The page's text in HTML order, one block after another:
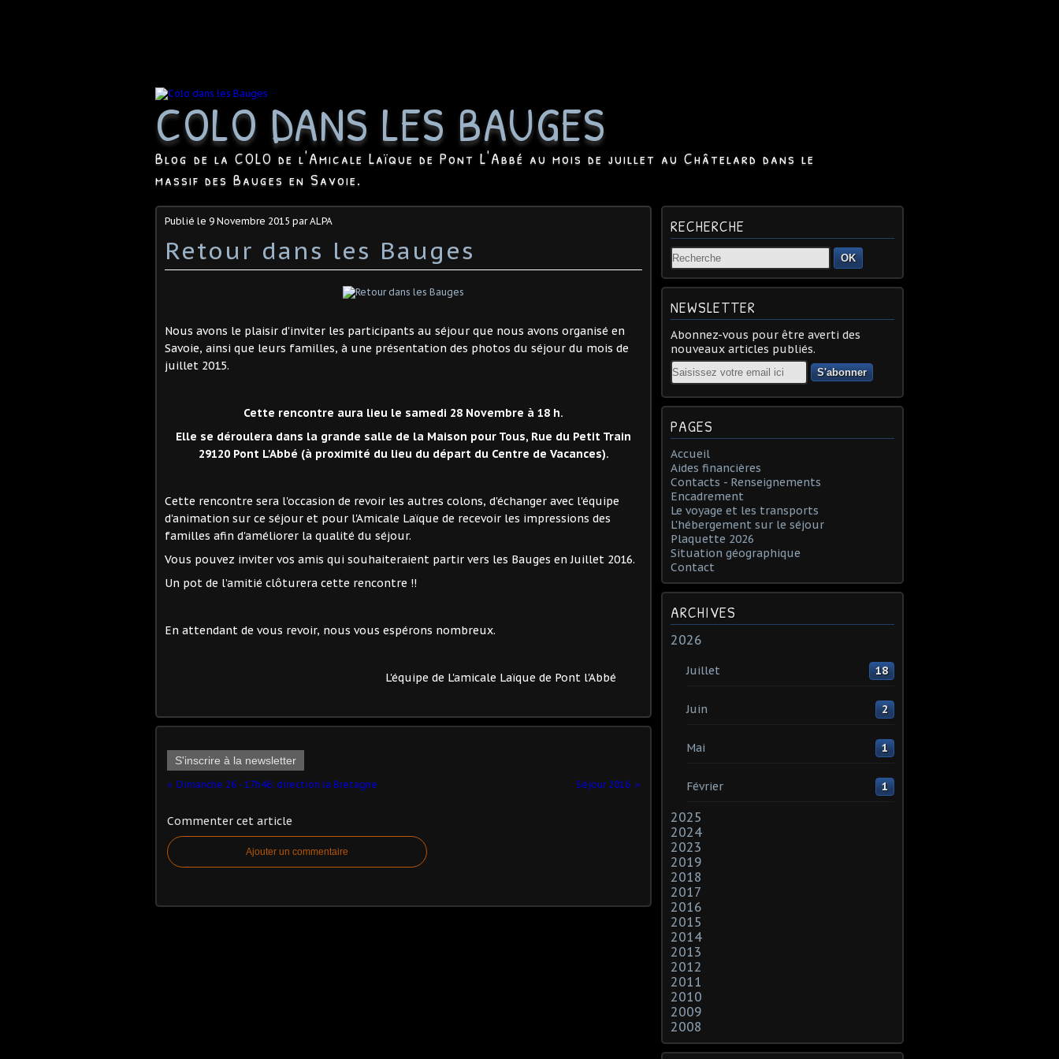
COLO DANS LES BAUGES
Blog de la COLO de l'Amicale Laïque de Pont L'Abbé au mois de juillet au Châtelard dans le
massif des Bauges en Savoie.
Publié le 9 Novembre 2015 par ALPA
Retour dans les Bauges
Nous avons le plaisir d'inviter les participants au séjour que nous avons organisé en
Savoie, ainsi que leurs familles, à une présentation des photos du séjour du mois de
juillet 2015.
Cette rencontre aura lieu le samedi 28 Novembre à 18 h.
Elle se déroulera dans la grande salle de la Maison pour Tous, Rue du Petit Train
29120 Pont L'Abbé (à proximité du lieu du départ du Centre de Vacances).
Cette rencontre sera l'occasion de revoir les autres colons, d'échanger avec l'équipe
d'animation sur ce séjour et pour l'Amicale Laïque de recevoir les impressions des
familles afin d'améliorer la qualité du séjour.
Vous pouvez inviter vos amis qui souhaiteraient partir vers les Bauges en Juillet 2016.
Un pot de l’amitié clôturera cette rencontre !!
En attendant de vous revoir, nous vous espérons nombreux.
L'équipe de L'amicale Laïque de Pont l'Abbé
S'inscrire à la newsletter
Dimanche 26 - 17h46: direction la Bretagne Séjour 2016
Commenter cet article
Ajouter un commentaire
RECHERCHE
OK
NEWSLETTER
Abonnez-vous pour être averti des
nouveaux articles publiés.
Email
PAGES
Accueil
Aides financières
Contacts - Renseignements
Encadrement
Le voyage et les transports
L'hébergement sur le séjour
Plaquette 2026
Situation géographique
Contact
ARCHIVES
2026
Juillet 18
Juin 2
Mai 1
Février 1
2025
2024
2023
2019
2018
2017
2016
2015
2014
2013
2012
2011
2010
2009
2008